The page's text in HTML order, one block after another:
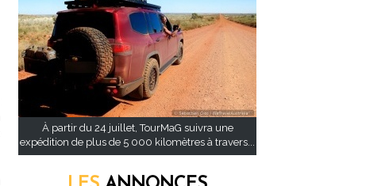
À partir du 24 juillet, TourMaG suivra une
expédition de plus de 5 000 kilomètres à travers...